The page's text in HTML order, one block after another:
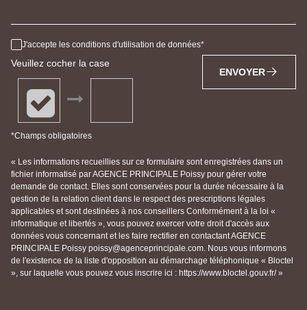
J'accepte les conditions d'utilisation de données
Veuillez cocher la case
*Champs obligatoires
ENVOYER
« Les informations recueillies sur ce formulaire sont enregistrées dans un
fichier informatisé par AGENCE PRINCIPALE Poissy pour gérer votre
demande de contact. Elles sont conservées pour la durée nécessaire à la
gestion de la relation client dans le respect des prescriptions légales
applicables et sont destinées à nos conseillers Conformément à la loi «
informatique et libertés », vous pouvez exercer votre droit d'accès aux
données vous concernant et les faire rectifier en contactant AGENCE
PRINCIPALE Poissy poissy@agenceprincipale.com. Nous vous informons
de l'existence de la liste d'opposition au démarchage téléphonique « Bloctel
», sur laquelle vous pouvez vous inscrire ici : https://www.bloctel.gouv.fr/ »